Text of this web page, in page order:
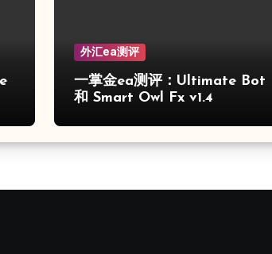
外汇ea测评
一掌金ea测评：Ultimate Bot
和 Smart Owl Fx v1.4